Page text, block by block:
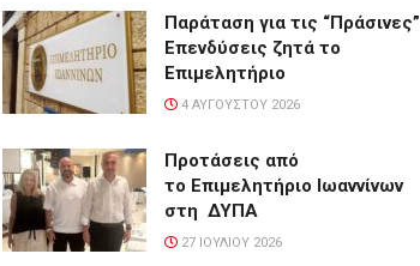
Παράταση για τις “Πράσινες”
Επενδύσεις ζητά το
Επιμελητήριο
4 ΑΥΓΟΎΣΤΟΥ 2026
Προτάσεις από
το Επιμελητήριο Ιωαννίνων
στη ΔΥΠΑ
27 ΙΟΥΛΊΟΥ 2026